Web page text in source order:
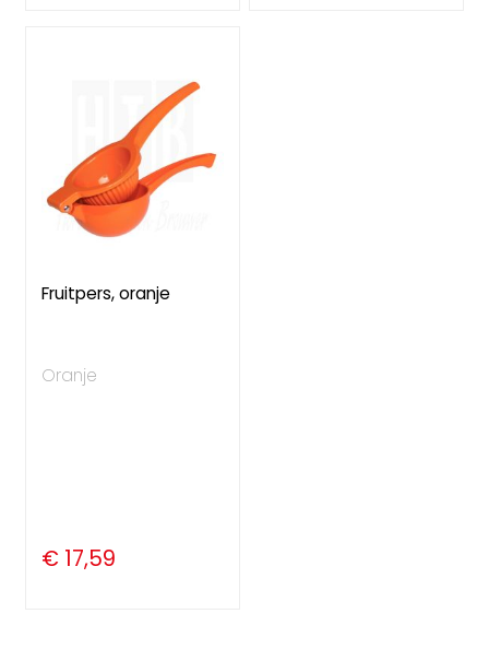
Fruitpers, oranje
Oranje
€ 17,59